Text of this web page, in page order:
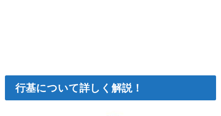
行基について詳しく解説！